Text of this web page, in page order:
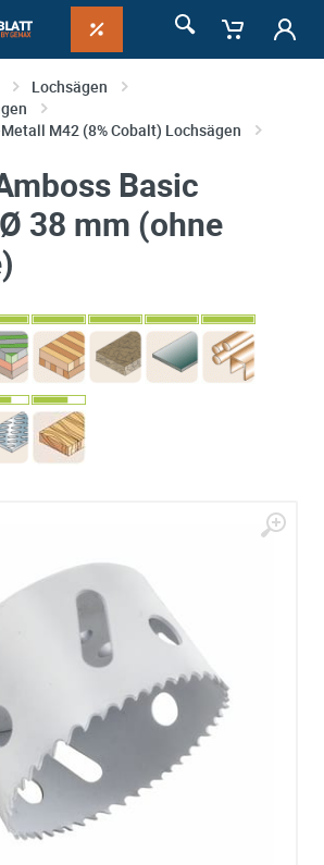
Lochsägen
M42 (8% Cobalt) Lochsägen
Basic
38 mm (ohne